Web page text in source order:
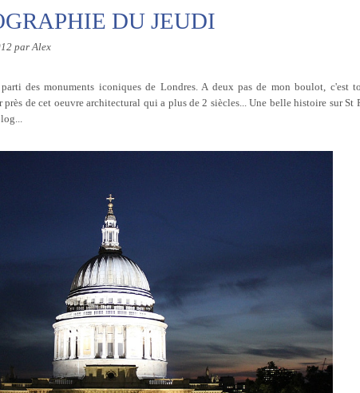
DU JEUDI
par Alex
des monuments iconiques de Londres. A deux pas de mon boulot, c'est
près de cet oeuvre architectural qui a plus de 2 siècles... Une belle histoire sur St